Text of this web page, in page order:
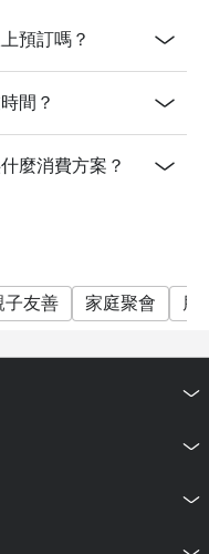
人員到齊方可享用以
算
和飲品
決定權
預訂嗎？
間？
麼消費方案？
子友善 家庭聚會 朋